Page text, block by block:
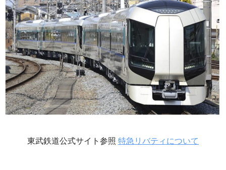
東武鉄道公式サイト参照 特急リバティについて